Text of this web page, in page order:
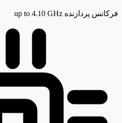
فرکانس پردازنده up to 4.10 GHz